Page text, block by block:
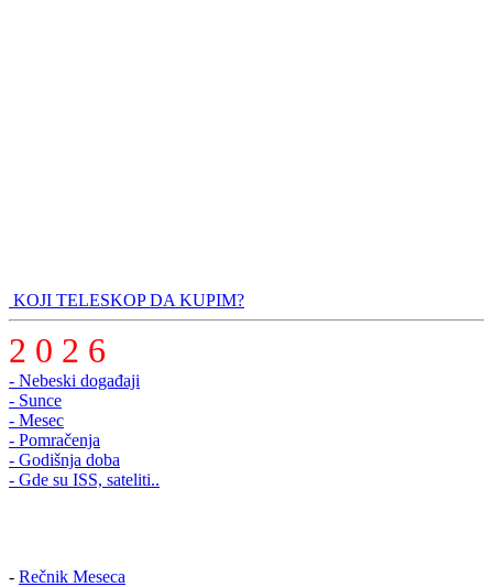
KOJI TELESKOP DA KUPIM?
2 0 2 6
- Nebeski događaji
- Sunce
- Mesec
- Pomračenja
- Godišnja doba
- Gde su ISS, sateliti..
- Rečnik Meseca